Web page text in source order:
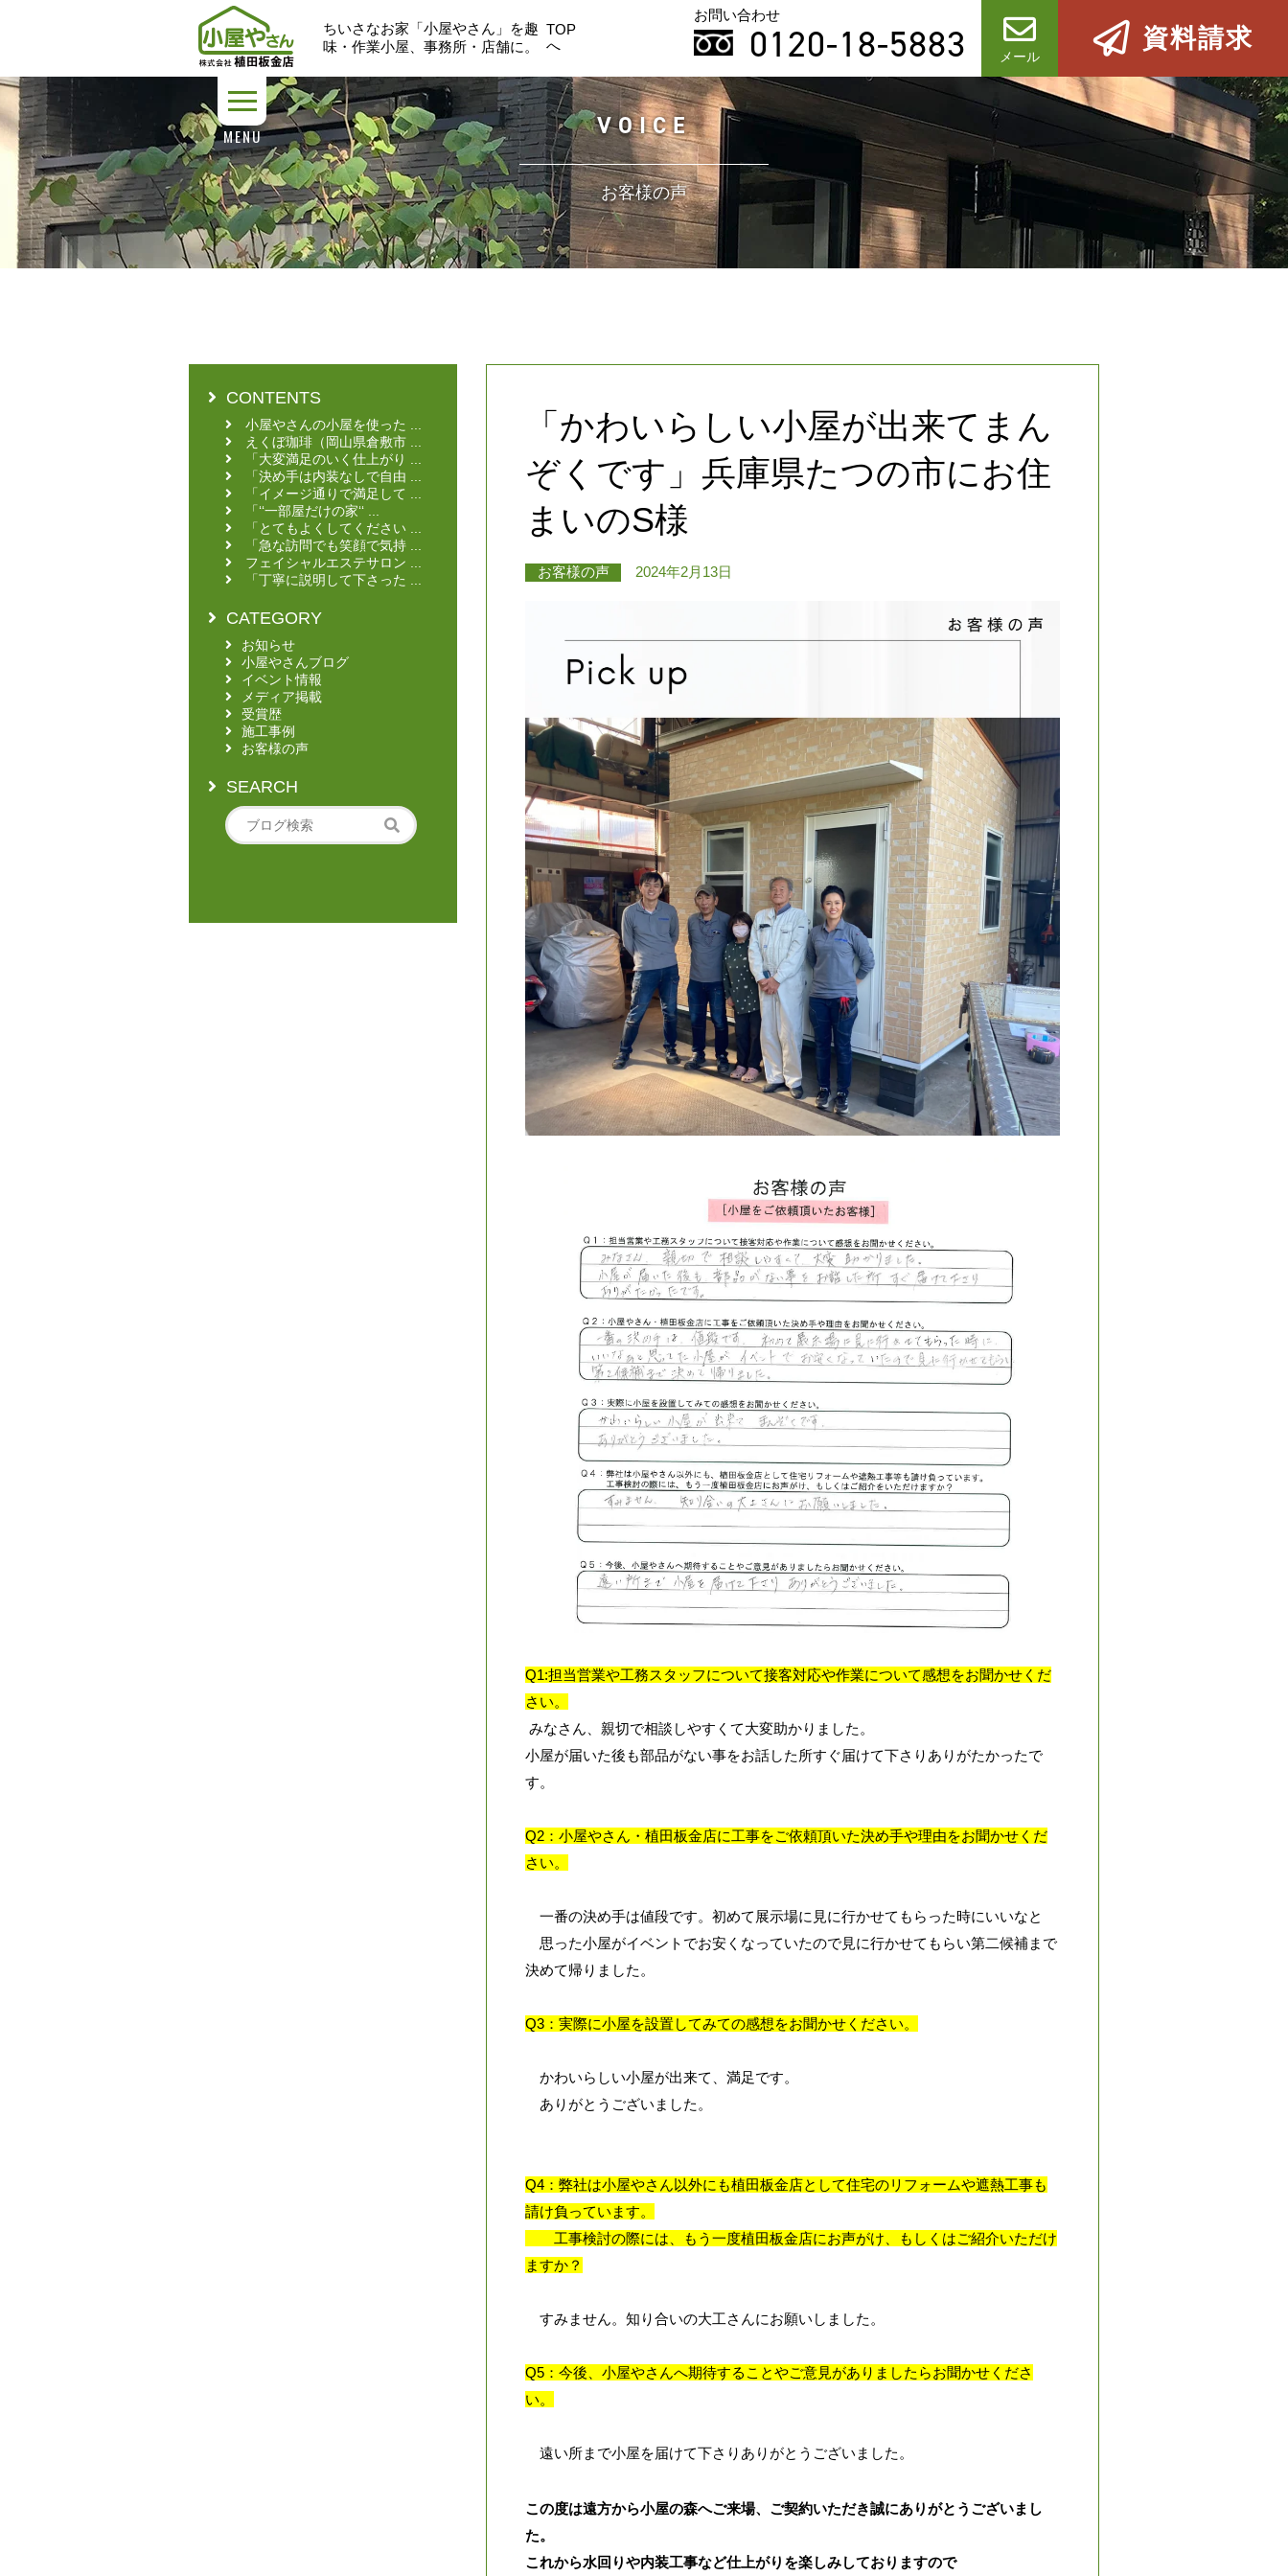
ちいさなお家「小屋やさん」を趣
味・作業小屋、事務所・店舗に。
TOP
へ
お問い合わせ
0120-18-5883 メール
資料請求
MENU VOICE
お客様の声
CONTENTS
小屋やさんの小屋を使った ...
えくぼ珈琲（岡山県倉敷市 ...
「大変満足のいく仕上がり ...
「決め手は内装なしで自由 ...
「イメージ通りで満足して ...
「‘‘一部屋だけの家‘‘ ...
「とてもよくしてください ...
「急な訪問でも笑顔で気持 ...
フェイシャルエステサロン ...
「丁寧に説明して下さった ...
CATEGORY
お知らせ
小屋やさんブログ
イベント情報
メディア掲載
受賞歴
施工事例
お客様の声
SEARCH
「かわいらしい小屋が出来てまん
ぞくです」兵庫県たつの市にお住
まいのS様
お客様の声 2024年2月13日
Q1:担当営業や工務スタッフについて接客対応や作業について感想をお聞かせくだ
さい。
みなさん、親切で相談しやすくて大変助かりました。
小屋が届いた後も部品がない事をお話した所すぐ届けて下さりありがたかったで
す。
Q2：小屋やさん・植田板金店に工事をご依頼頂いた決め手や理由をお聞かせくだ
さい。
一番の決め手は値段です。初めて展示場に見に行かせてもらった時にいいなと
思った小屋がイベントでお安くなっていたので見に行かせてもらい第二候補まで
決めて帰りました。
Q3：実際に小屋を設置してみての感想をお聞かせください。
かわいらしい小屋が出来て、満足です。
ありがとうございました。
Q4：弊社は小屋やさん以外にも植田板金店として住宅のリフォームや遮熱工事も
請け負っています。
工事検討の際には、もう一度植田板金店にお声がけ、もしくはご紹介いただけ
ますか？
すみません。知り合いの大工さんにお願いしました。
Q5：今後、小屋やさんへ期待することやご意見がありましたらお聞かせくださ
い。
遠い所まで小屋を届けて下さりありがとうございました。
この度は遠方から小屋の森へご来場、ご契約いただき誠にありがとうございまし
た。
これから水回りや内装工事など仕上がりを楽しみしておりますので